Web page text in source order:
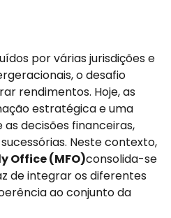
por várias jurisdições e
o desafio
rendimentos. Hoje, as
estratégica e uma
decisões financeiras,
Neste contexto,
Office (MFO)consolida-se
de integrar os diferentes
ao conjunto da